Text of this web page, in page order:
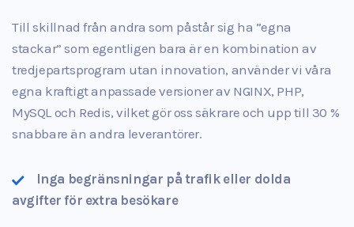
Till skillnad från andra som påstår sig ha ”egna
stackar” som egentligen bara är en kombination av
tredjepartsprogram utan innovation, använder vi våra
egna kraftigt anpassade versioner av NGINX, PHP,
MySQL och Redis, vilket gör oss säkrare och upp till 30 %
snabbare än andra leverantörer.
Inga begränsningar på trafik eller dolda
avgifter för extra besökare